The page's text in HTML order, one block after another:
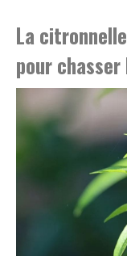
La
pour